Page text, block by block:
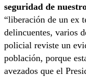
seguridad de
“liberación de un ex
delincuentes, varios
policial reviste un
población, porque
avezados que el